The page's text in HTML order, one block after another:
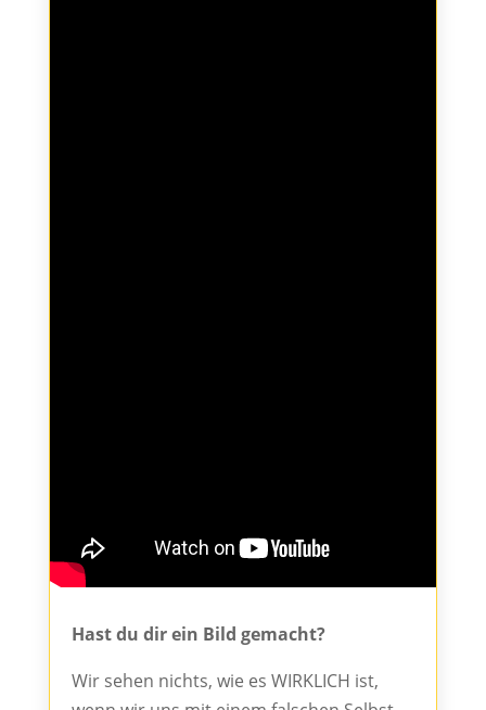
Hast du dir ein Bild gemacht?
Wir sehen nichts, wie es WIRKLICH ist,